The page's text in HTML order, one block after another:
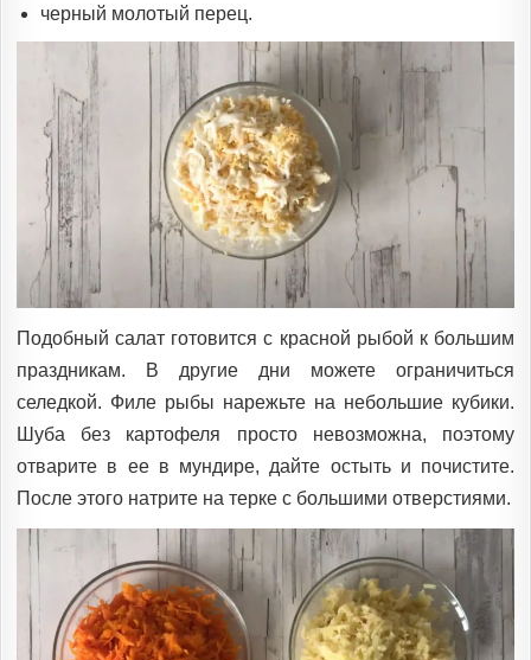
черный молотый перец.
Подобный салат готовится с красной рыбой к большим
праздникам. В другие дни можете ограничиться
селедкой. Филе рыбы нарежьте на небольшие кубики.
Шуба без картофеля просто невозможна, поэтому
отварите в ее в мундире, дайте остыть и почистите.
После этого натрите на терке с большими отверстиями.